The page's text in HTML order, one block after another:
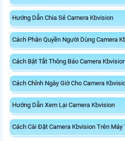
Hướng Dẫn Chia Sẻ Camera Kbvision
Cách Phân Quyền Người Dùng Camera
Cách Bật Tắt Thông Báo Camera
Cách Chỉnh Ngày Giờ Cho Camera
Hướng Dẫn Xem Lại Camera Kbvision
Cách Cài Đặt Camera Kbvision Trên Máy